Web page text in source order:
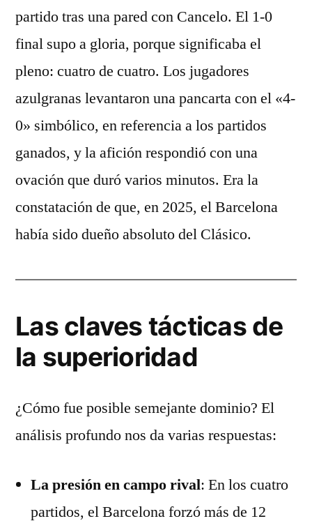
partido tras una pared con Cancelo. El 1-0
final supo a gloria, porque significaba el
pleno: cuatro de cuatro. Los jugadores
azulgranas levantaron una pancarta con el «4-
0» simbólico, en referencia a los partidos
ganados, y la afición respondió con una
ovación que duró varios minutos. Era la
constatación de que, en 2025, el Barcelona
había sido dueño absoluto del Clásico.
Las claves tácticas de
la superioridad
¿Cómo fue posible semejante dominio? El
análisis profundo nos da varias respuestas:
La presión en campo rival: En los cuatro
partidos, el Barcelona forzó más de 12